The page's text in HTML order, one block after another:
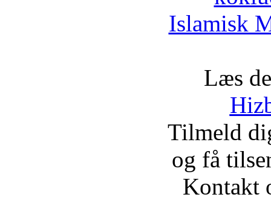
Islamisk
Læs
Tilmeld
og få
Kontakt